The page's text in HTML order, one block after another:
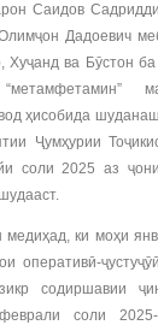
Саидов
Дадоевич
ва Бӯстон
ҳисобида
Ҷумҳурии
соли 2025 аз
ки моҳи
оперативӣ-
содиршавии
соли